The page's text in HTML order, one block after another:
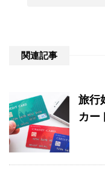
関連記事
旅行
カー